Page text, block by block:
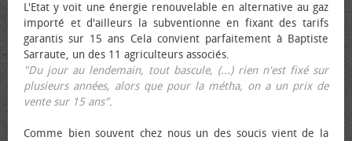
L'Etat y voit une énergie renouvelable en alternative au gaz
importé et d'ailleurs la subventionne en fixant des tarifs
garantis sur 15 ans Cela convient parfaitement à Baptiste
Sarraute, un des 11 agriculteurs associés.
"Du jour au lendemain, tout bascule, (...) rien n'est fixé sur
plusieurs années, alors que pour la métha, on a un prix de
vente sur 15 ans".
Comme bien souvent chez nous un des soucis vient de la